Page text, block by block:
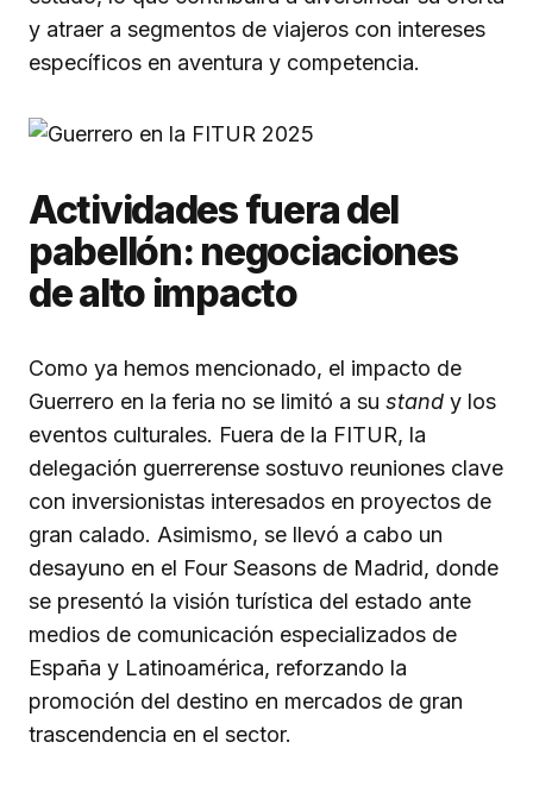
y atraer a segmentos de viajeros con intereses
específicos en aventura y competencia.
Actividades fuera del
pabellón: negociaciones
de alto impacto
Como ya hemos mencionado, el impacto de
Guerrero en la feria no se limitó a su stand y los
eventos culturales. Fuera de la FITUR, la
delegación guerrerense sostuvo reuniones clave
con inversionistas interesados en proyectos de
gran calado. Asimismo, se llevó a cabo un
desayuno en el Four Seasons de Madrid, donde
se presentó la visión turística del estado ante
medios de comunicación especializados de
España y Latinoamérica, reforzando la
promoción del destino en mercados de gran
trascendencia en el sector.